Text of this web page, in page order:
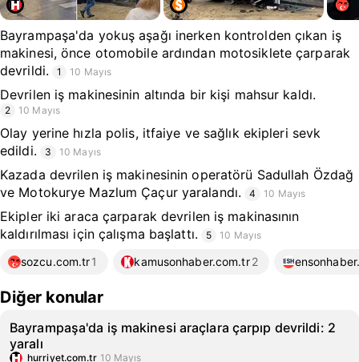
Bayrampaşa'da yokuş aşağı inerken kontrolden çıkan iş
makinesi, önce otomobile ardından motosiklete çarparak
devrildi.
1 10 Mayıs
Devrilen iş makinesinin altında bir kişi mahsur kaldı.
2 10 Mayıs
Olay yerine hızla polis, itfaiye ve sağlık ekipleri sevk
edildi.
3 10 Mayıs
Kazada devrilen iş makinesinin operatörü Sadullah Özdağ
ve Motokurye Mazlum Çaçur yaralandı.
4 10 Mayıs
Ekipler iki araca çarparak devrilen iş makinasının
kaldırılması için çalışma başlattı.
5 10 Mayıs
sozcu.com.tr1 kamusonhaber.com.tr2
Diğer konular
Bayrampaşa'da iş makinesi araçlara çarpıp devrildi: 2
yaralı
hurriyet.com.tr 10 Mayıs